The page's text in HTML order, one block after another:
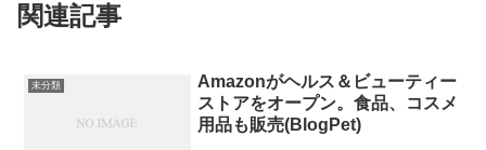
関連記事
未分類
Amazonがヘルス＆ビューティー
ストアをオープン。食品、コスメ
用品も販売(BlogPet)